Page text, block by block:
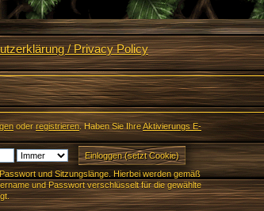
/ Privacy Policy
oderregistrieren. Haben Sie IhreAktivierungs E-
und Sitzungslänge. Hierbei werden gemäß
und Passwort verschlüsselt für die gewählte